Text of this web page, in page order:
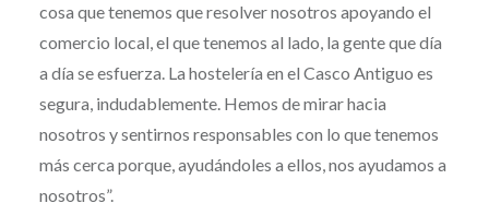
cosa que tenemos que resolver nosotros apoyando el
comercio local, el que tenemos al lado, la gente que día
a día se esfuerza. La hostelería en el Casco Antiguo es
segura, indudablemente. Hemos de mirar hacia
nosotros y sentirnos responsables con lo que tenemos
más cerca porque, ayudándoles a ellos, nos ayudamos a
nosotros”.